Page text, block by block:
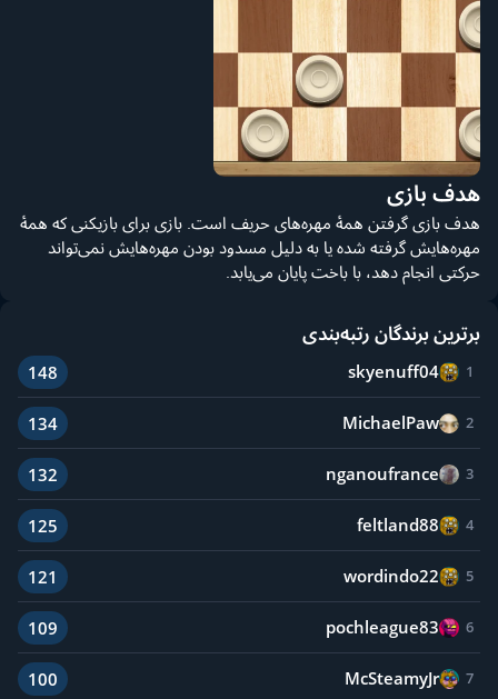
هدف بازی
هدف بازی گرفتن همهٔ مهره‌های حریف است. بازی برای بازیکنی که همهٔ
مهره‌هایش گرفته شده یا به دلیل مسدود بودن مهره‌هایش نمی‌تواند
حرکتی انجام دهد، با باخت پایان می‌یابد.
برترین برندگان رتبه‌بندی
1
skyenuff04
148
2
MichaelPaw
134
3
nganoufrance
132
4
feltland88
125
5
wordindo22
121
6
pochleague83
109
7
McSteamyJr
100